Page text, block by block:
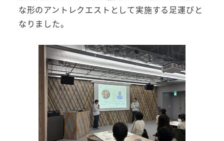
な形のアントレクエストとして実施する足運びと
なりました。